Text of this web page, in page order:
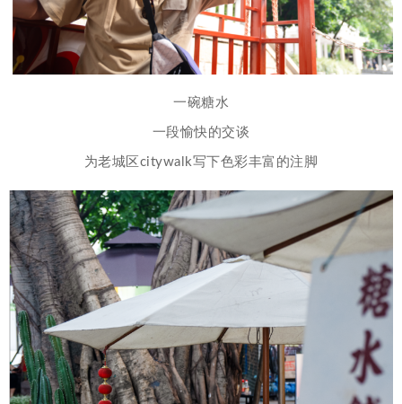
一碗糖水
一段愉快的交谈
为老城区citywalk写下色彩丰富的注脚